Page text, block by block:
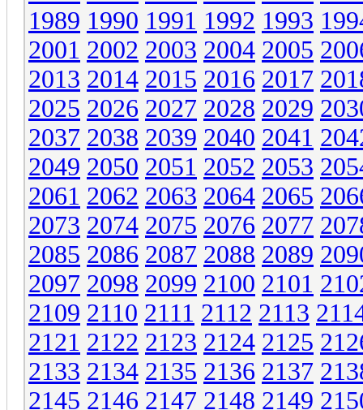
1989 1990 1991 1992 1993
2001 2002 2003 2004 2005
2013 2014 2015 2016 2017
2025 2026 2027 2028 2029
2037 2038 2039 2040 2041
2049 2050 2051 2052 2053
2061 2062 2063 2064 2065
2073 2074 2075 2076 2077
2085 2086 2087 2088 2089
2097 2098 2099 2100 2101
2109 2110 2111 2112 2113
2121 2122 2123 2124 2125
2133 2134 2135 2136 2137
2145 2146 2147 2148 2149